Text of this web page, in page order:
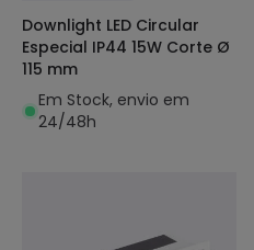
Downlight LED Circular
Especial IP44 15W Corte Ø
115 mm
Em Stock, envio em
24/48h